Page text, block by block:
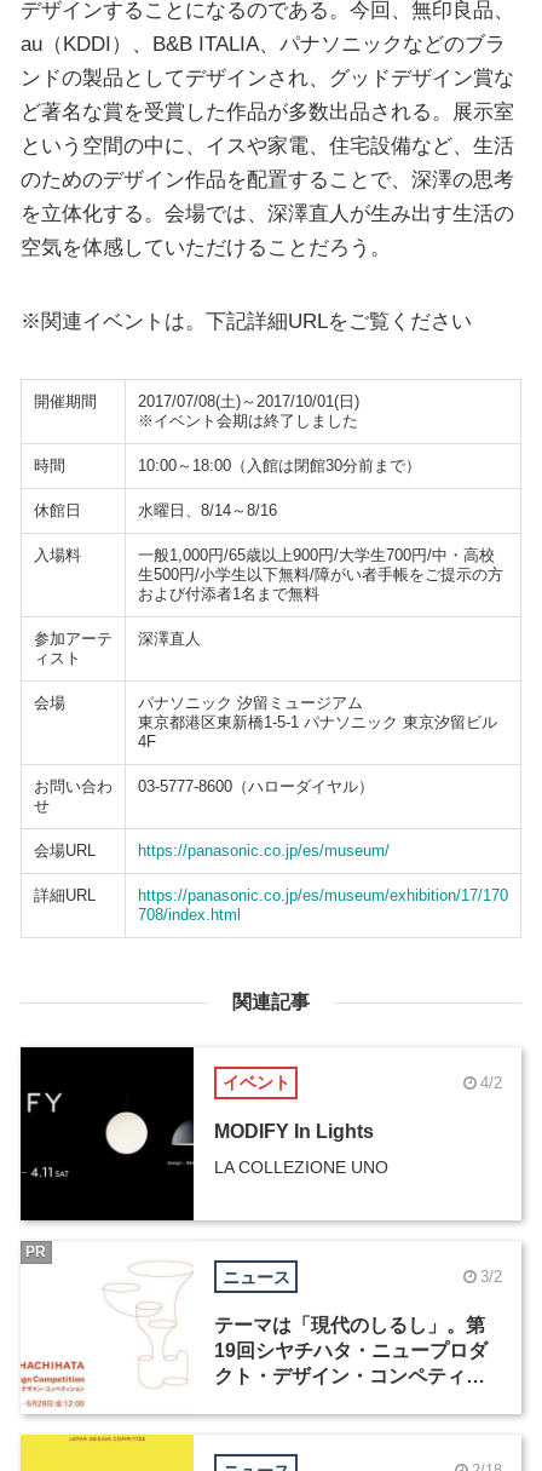
デザインすることになるのである。今回、無印良品、
au（KDDI）、B&B ITALIA、パナソニックなどのブラ
ンドの製品としてデザインされ、グッドデザイン賞な
ど著名な賞を受賞した作品が多数出品される。展示室
という空間の中に、イスや家電、住宅設備など、生活
のためのデザイン作品を配置することで、深澤の思考
を立体化する。会場では、深澤直人が生み出す生活の
空気を体感していただけることだろう。
※関連イベントは。下記詳細URLをご覧ください
開催期間
2017/07/08(土)～2017/10/01(日)
※イベント会期は終了しました
時間 10:00～18:00（入館は閉館30分前まで）
休館日 水曜日、8/14～8/16
入場料
一般1,000円/65歳以上900円/大学生700円/中・高校
生500円/小学生以下無料/障がい者手帳をご提示の方
および付添者1名まで無料
参加アーテ
ィスト
深澤直人
会場
パナソニック 汐留ミュージアム
東京都港区東新橋1-5-1 パナソニック 東京汐留ビル
4F
お問い合わ
せ
03-5777-8600（ハローダイヤル）
会場URL https://panasonic.co.jp/es/museum/
詳細URL
https://panasonic.co.jp/es/museum/exhibition/17/170
708/index.html
関連記事
イベント 4/2
MODIFY In Lights
LA COLLEZIONE UNO
ニュース 3/2
テーマは「現代のしるし」。第
19回シヤチハタ・ニュープロダ
クト・デザイン・コンペティシ
PR